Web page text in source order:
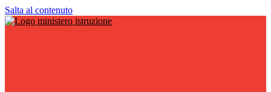
Salta al contenuto